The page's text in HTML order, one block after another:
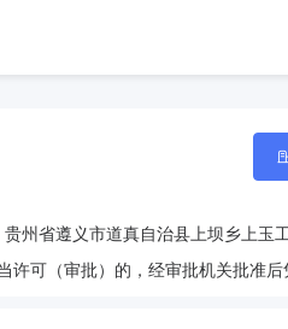
贵州省遵义市道真自治县上坝乡上玉